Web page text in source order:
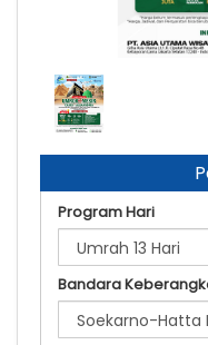
Umroh Plus Cairo 30
Program Hari
Bandara